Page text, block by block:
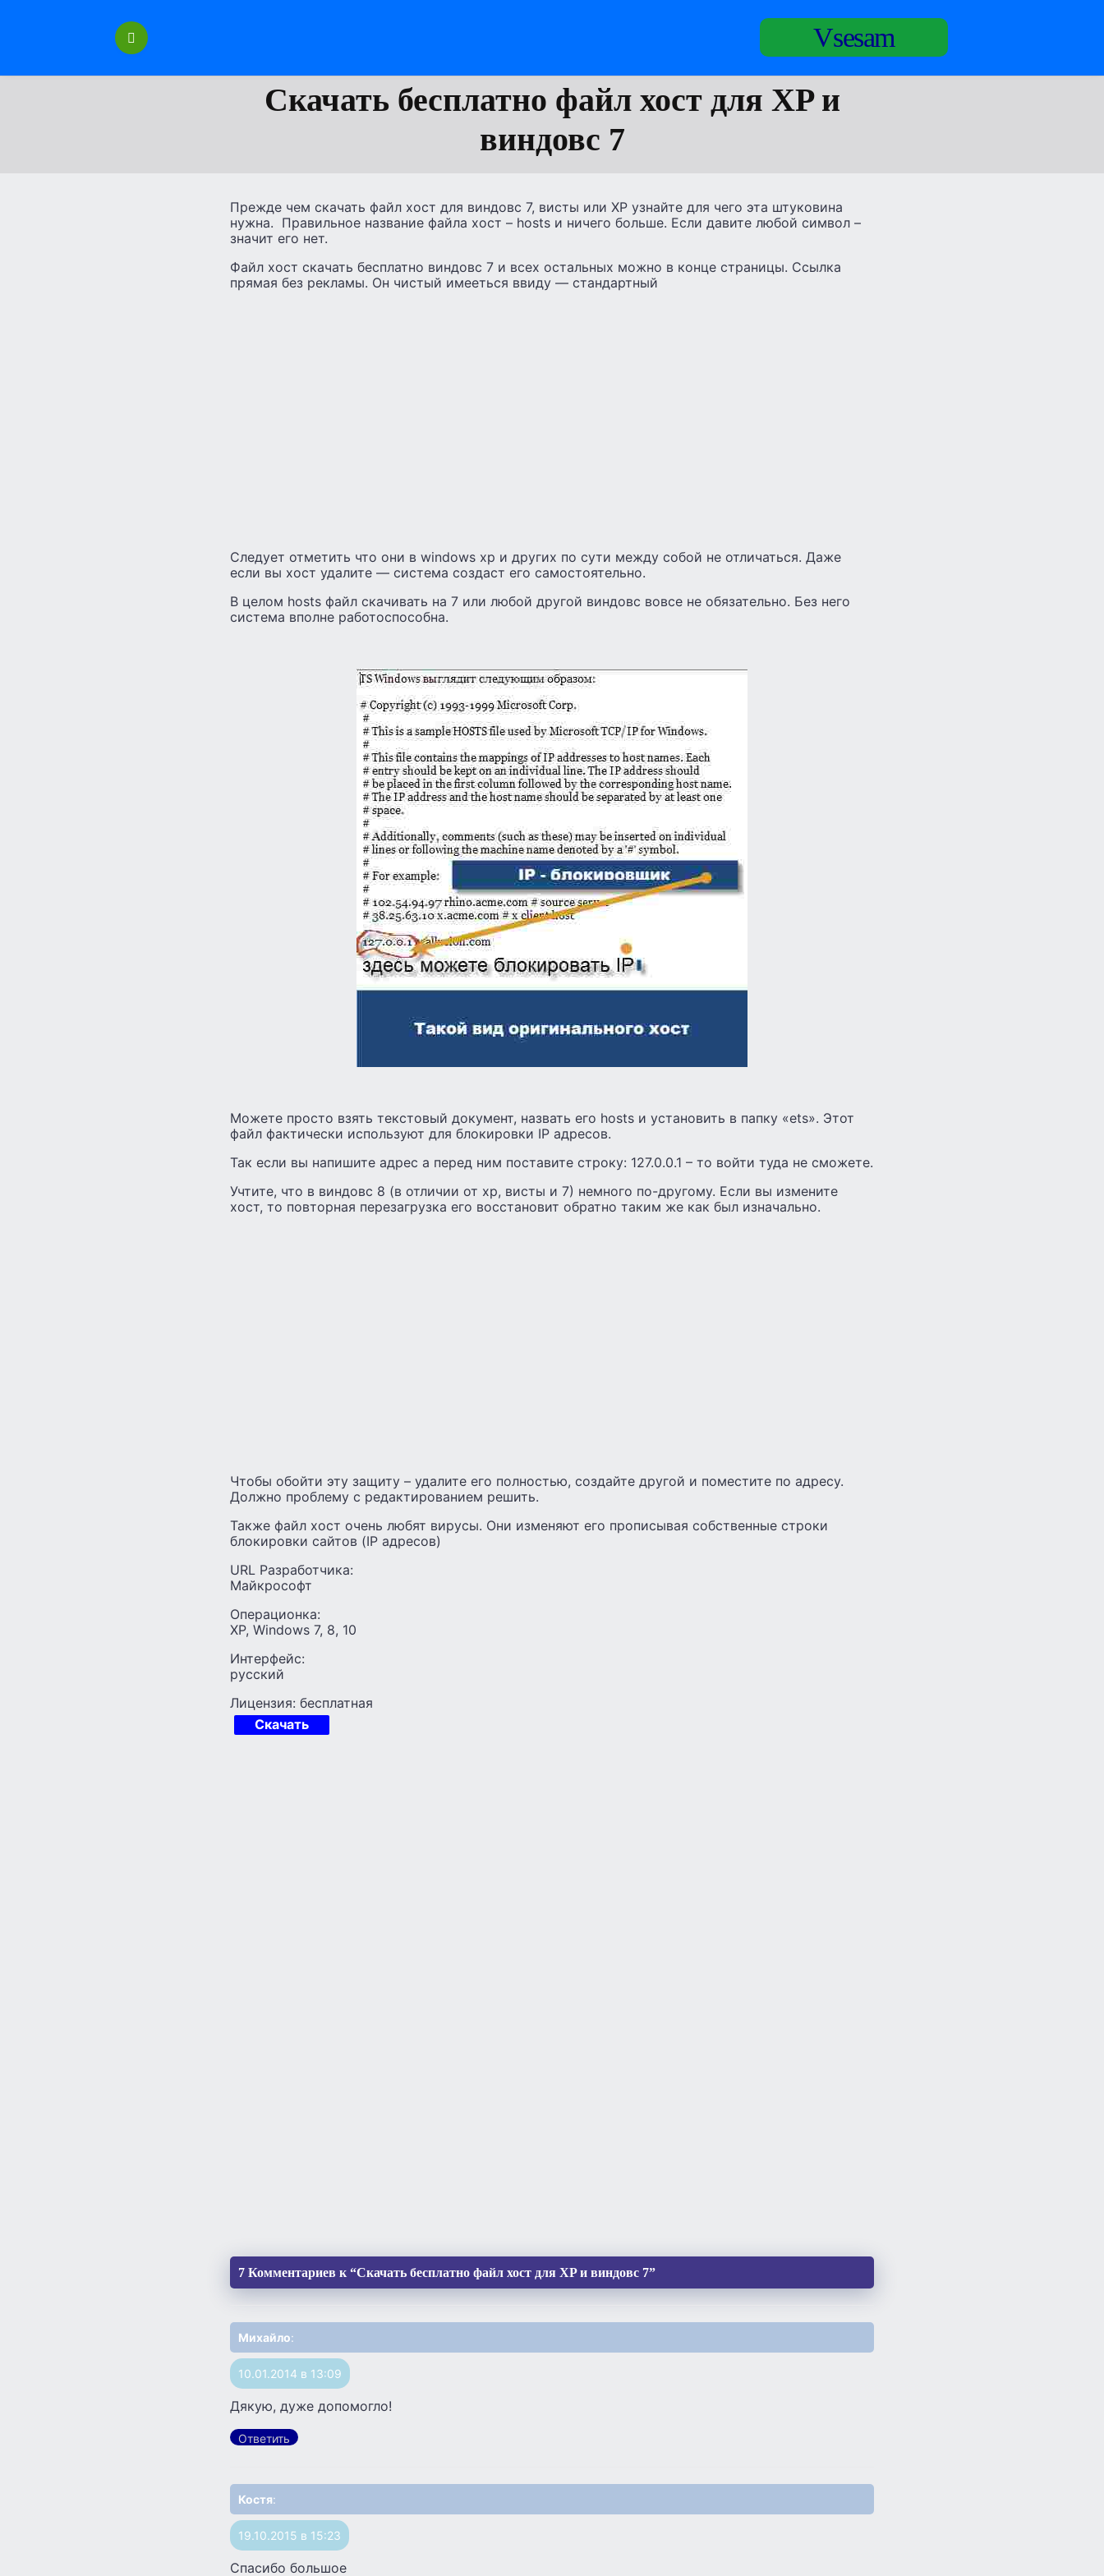
Vsesam
Скачать бесплатно файл хост для XP и
виндовс 7
Прежде чем скачать файл хост для виндовс 7, висты или XP узнайте для чего эта штуковина
нужна. Правильное название файла хост – hosts и ничего больше. Если давите любой символ –
значит его нет.
Файл хост скачать бесплатно виндовс 7 и всех остальных можно в конце страницы. Ссылка
прямая без рекламы. Он чистый имееться ввиду — стандартный
Следует отметить что они в windows xp и других по сути между собой не отличаться. Даже
если вы хост удалите — система создаст его самостоятельно.
В целом hosts файл скачивать на 7 или любой другой виндовс вовсе не обязательно. Без него
система вполне работоспособна.
Можете просто взять текстовый документ, назвать его hosts и установить в папку «ets». Этот
файл фактически используют для блокировки IP адресов.
Так если вы напишите адрес а перед ним поставите строку: 127.0.0.1 – то войти туда не сможете.
Учтите, что в виндовс 8 (в отличии от хр, висты и 7) немного по-другому. Если вы измените
хост, то повторная перезагрузка его восстановит обратно таким же как был изначально.
Чтобы обойти эту защиту – удалите его полностью, создайте другой и поместите по адресу.
Должно проблему с редактированием решить.
Также файл хост очень любят вирусы. Они изменяют его прописывая собственные строки
блокировки сайтов (IP адресов)
URL Разработчика:
Майкрософт
Операционка:
XP, Windows 7, 8, 10
Интерфейс:
русский
Лицензия: бесплатная
Скачать
7 Комментариев к “Скачать бесплатно файл хост для XP и виндовс 7”
Михайло:
10.01.2014 в 13:09
Дякую, дуже допомогло!
Ответить
Костя:
19.10.2015 в 15:23
Спасибо большое